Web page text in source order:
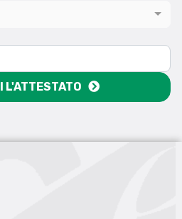
L'ATTESTATO